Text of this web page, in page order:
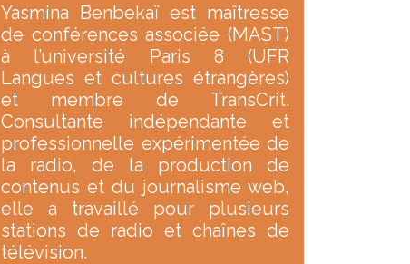
Yasmina Benbekaï est maîtresse
de conférences associée (MAST)
à l’université Paris 8 (UFR
Langues et cultures étrangères)
et membre de TransCrit.
Consultante indépendante et
professionnelle expérimentée de
la radio, de la production de
contenus et du journalisme web,
elle a travaillé pour plusieurs
stations de radio et chaînes de
télévision.